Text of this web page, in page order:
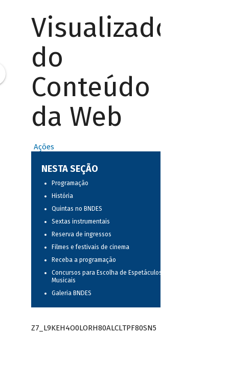
Visualizador
do
Conteúdo
da Web
Ações
NESTA SEÇÃO
Programação
História
Quintas no BNDES
Sextas instrumentais
Reserva de ingressos
Filmes e festivais de cinema
Receba a programação
Concursos para Escolha de Espetáculos
Musicais
Galeria BNDES
Z7_L9KEH4O0LORH80ALCLTPF80SN5